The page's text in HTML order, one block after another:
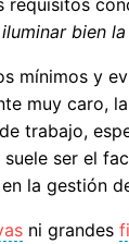
iluminar bien
mínimos y
muy caro,
trabajo,
ser el
la gestión
ni grandes